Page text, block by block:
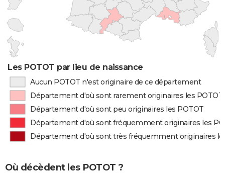
Les POTOT par lieu de naissance
Aucun POTOT n'est originaire de ce département
Département d'où sont rarement originaires les POTOT
Département d'où sont peu originaires les POTOT
Département d'où sont fréquemment originaires les
Département d'où sont très fréquemment originaires
Où décèdent les POTOT ?